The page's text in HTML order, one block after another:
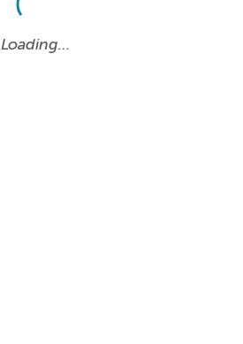
Loading…